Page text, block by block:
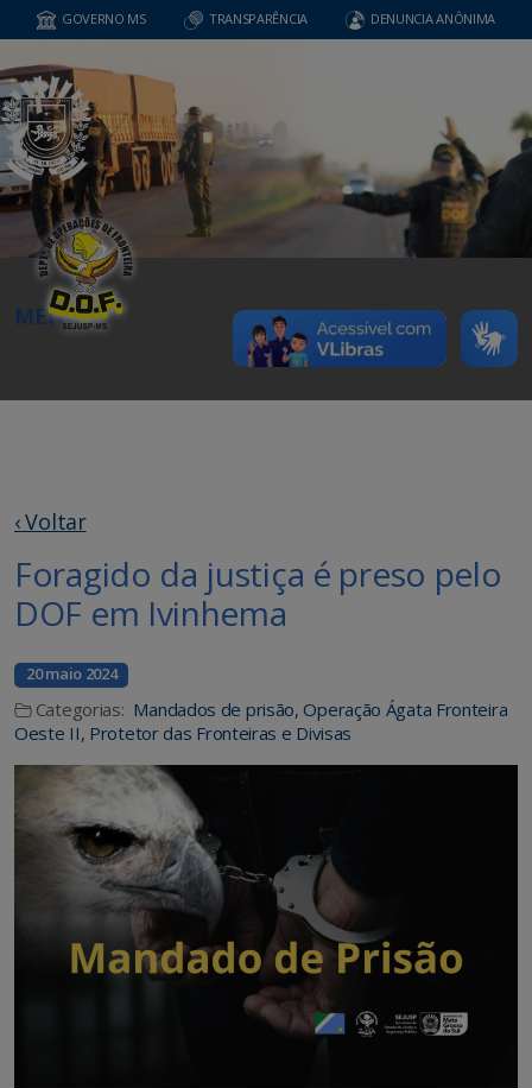
GOVERNO MS TRANSPARÊNCIA DENUNCIA ANÔNIMA
MENU
‹ Voltar
Foragido da justiça é preso pelo
DOF em Ivinhema
20 maio 2024
Categorias: Mandados de prisão, Operação Ágata Fronteira
Oeste II, Protetor das Fronteiras e Divisas